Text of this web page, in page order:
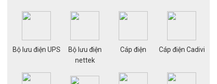
Bộ lưu điện UPS
Bộ lưu điện
nettek
Cáp điện Cáp điện Cadivi